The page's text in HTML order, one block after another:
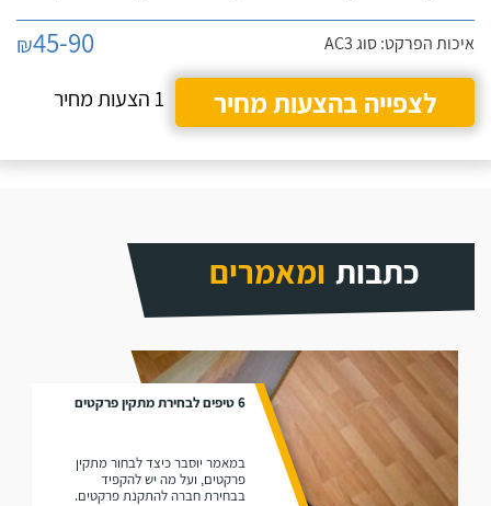
איכות הפרקט: סוג AC3 ₪45-90
לצפייה בהצעות מחיר
1 הצעות מחיר
כתבות ומאמרים
6 טיפים לבחירת מתקין פרקטים
במאמר יוסבר כיצד לבחור מתקין
פרקטים, ועל מה יש להקפיד
בבחירת חברה להתקנת פרקטים.